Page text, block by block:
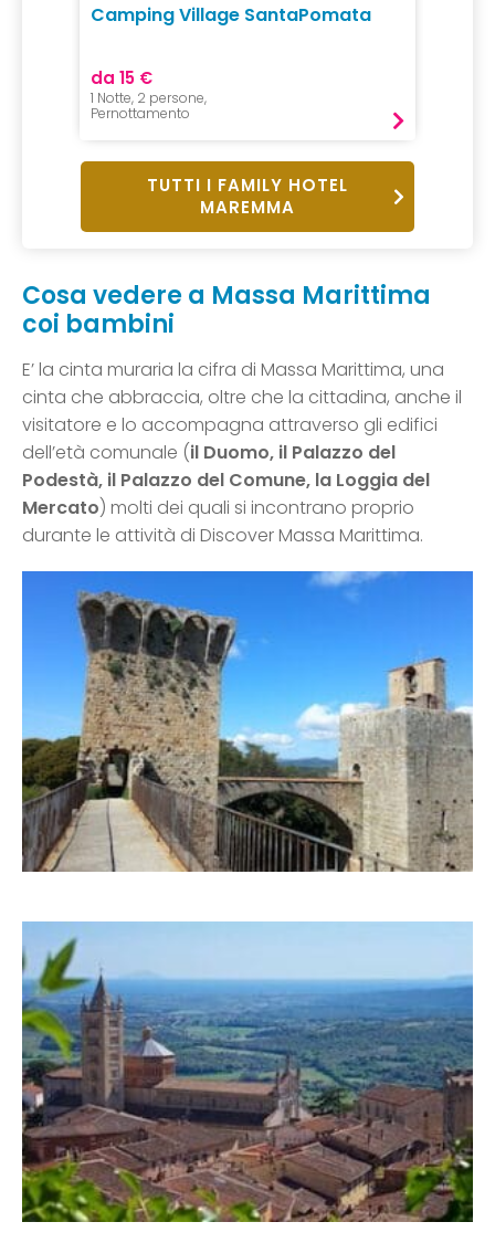
Camping Village SantaPomata
da 15 €
1 Notte, 2 persone,
Pernottamento
TUTTI I FAMILY HOTEL
MAREMMA
Cosa vedere a Massa Marittima
coi bambini
E’ la cinta muraria la cifra di Massa Marittima, una
cinta che abbraccia, oltre che la cittadina, anche il
visitatore e lo accompagna attraverso gli edifici
dell’età comunale (il Duomo, il Palazzo del
Podestà, il Palazzo del Comune, la Loggia del
Mercato) molti dei quali si incontrano proprio
durante le attività di Discover Massa Marittima.